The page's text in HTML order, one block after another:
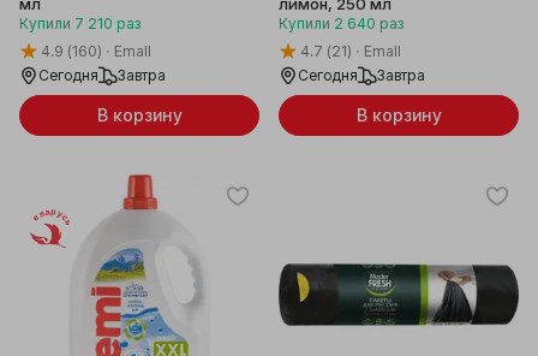
мл
Купили 7 210 раз
4.9 (160)
Emall
Сегодня
Завтра
В корзину
лимон, 250 мл
Купили 2 640 раз
4.7 (21)
Emall
Сегодня
Завтра
В корзину
Беларусь